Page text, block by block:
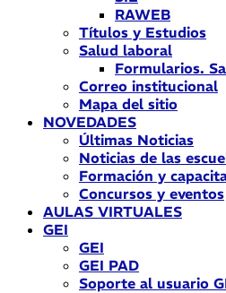
RAWEB
Títulos y Estudios
Salud laboral
Formularios.
Correo institucional
Mapa del sitio
NOVEDADES
Últimas Noticias
Noticias de las
Formación y
Concursos y eventos
AULAS VIRTUALES
GEI
GEI
GEI PAD
Soporte al usuario